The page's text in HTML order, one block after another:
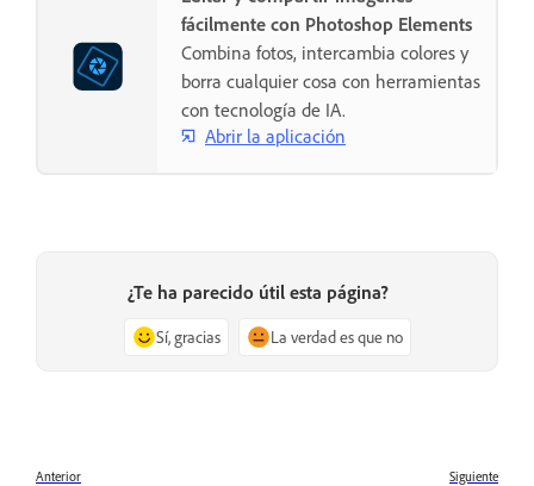
fácilmente con Photoshop Elements
Combina fotos, intercambia colores y
borra cualquier cosa con herramientas
con tecnología de IA.
Abrir la aplicación
¿Te ha parecido útil esta página?
Sí, gracias La verdad es que no
Anterior Siguiente